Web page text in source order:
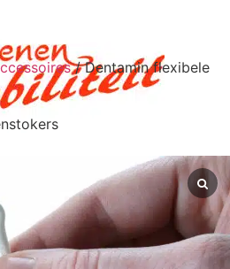
/ Dentamin flexibele